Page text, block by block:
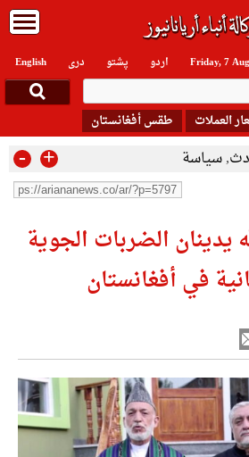
English دری پشتو اردو Friday, 7
العملات
طقس أفغانستان
,سياسة - +
يدينان الضربات الجوية
في أفغانستان